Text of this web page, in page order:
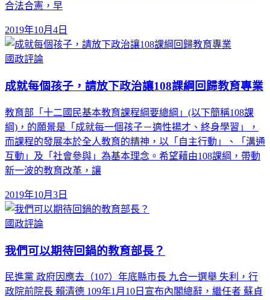
合法合憲，早
2019年10月4日
國政評論
成就每個孩子，請放下政治讓108課綱回歸教育專業
教育部「十二國民基本教育課程綱要總綱」(以下簡稱108課
綱)，的願景是「成就每一個孩子－適性揚才、終身學習」，
而課程的發展本於全人教育的精神，以「自主行動」、「溝通
互動」及「社會參與」為基本理念。希望藉由108課綱，帶動
新一波的教育改革，讓
2019年10月3日
國政評論
我們可以期待回鍋的教育部長？
民進黨 政府因應去（107）年底縣市長 九合一選舉 失利，行
政院前院長 賴清德 109年1月10日宣布內閣總辭，繼任者 蘇貞